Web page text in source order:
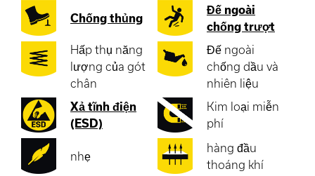
Chống thủng
Đế ngoài
chống trượt
Hấp thụ năng
lượng của gót
chân
Đế ngoài
chống dầu và
nhiên liệu
Xả tĩnh điện
(ESD)
Kim loại miễn
phí
nhẹ
hàng đầu
thoáng khí